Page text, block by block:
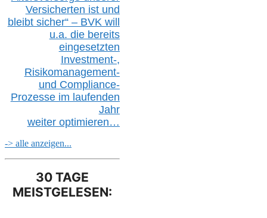
Versicherten ist und
bleibt sicher“ – BVK will
u.a. die bereits
eingesetzten
Investment-,
Risikomanagement-
und Compliance-
Prozesse im laufenden
Jahr
weiter optimieren…
-> alle anzeigen...
30 TAGE
MEISTGELESEN: